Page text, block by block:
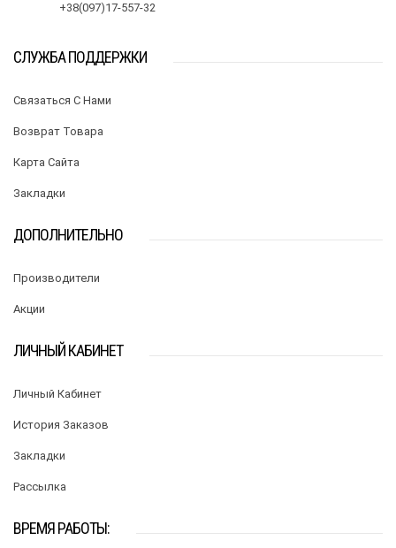
+38(097)17-557-32
СЛУЖБА ПОДДЕРЖКИ
Связаться С Нами
Возврат Товара
Карта Сайта
Закладки
ДОПОЛНИТЕЛЬНО
Производители
Акции
ЛИЧНЫЙ КАБИНЕТ
Личный Кабинет
История Заказов
Закладки
Рассылка
ВРЕМЯ РАБОТЫ: